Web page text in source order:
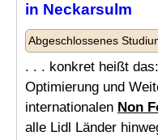
in Neckarsulm
Abgeschlossenes
. . . konkret heißt
Optimierung und
internationalen Non
alle Lidl Länder